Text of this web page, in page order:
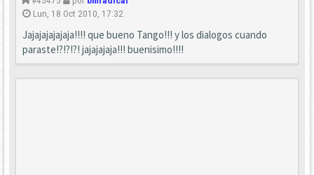
Lun, 18 Oct 2010, 17:32
Jajajajajajaja!!!! que bueno Tango!!! y los dialogos cuando
paraste!?!?!?! jajajajaja!!! buenisimo!!!!